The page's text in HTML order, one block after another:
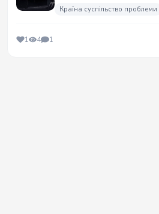
Країна суспільство проблеми
1 4 1